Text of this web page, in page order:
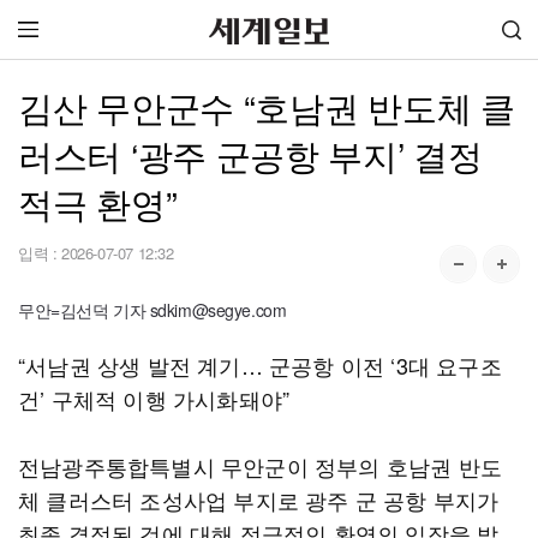
김산 무안군수 “호남권 반도체 클
러스터 ‘광주 군공항 부지’ 결정
적극 환영”
입력 : 2026-07-07 12:32
무안=김선덕 기자 sdkim@segye.com
“서남권 상생 발전 계기… 군공항 이전 ‘3대 요구조
건’ 구체적 이행 가시화돼야”
전남광주통합특별시 무안군이 정부의 호남권 반도
체 클러스터 조성사업 부지로 광주 군 공항 부지가